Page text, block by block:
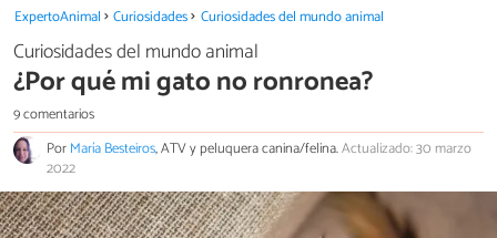
ExpertoAnimal Curiosidades Curiosidades del mundo animal
Curiosidades del mundo animal
¿Por qué mi gato no ronronea?
9 comentarios
PorMaría Besteiros, ATV y peluquera canina/felina.Actualizado: 30 marzo
2022